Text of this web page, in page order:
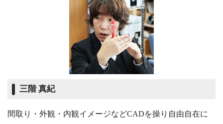
三階 真紀
間取り・外観・内観イメージなどCADを操り自由自在に